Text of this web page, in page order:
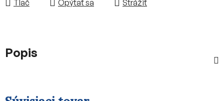
Tlač Opýtať sa Strážiť
Popis